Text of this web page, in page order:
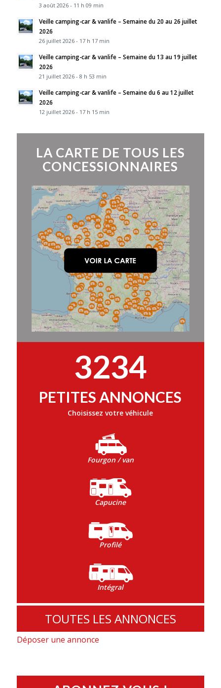
3 août 2026 - 11 h 09 min
Veille camping-car & vanlife – Semaine du 20 au 26 juillet
2026
26 juillet 2026 - 17 h 17 min
Veille camping-car & vanlife – Semaine du 13 au 19 juillet
2026
21 juillet 2026 - 8 h 53 min
Veille camping-car & vanlife – Semaine du 6 au 12 juillet
2026
12 juillet 2026 - 17 h 15 min
LA CARTE DE TOUS LES
CONCESSIONNAIRES
3234
PETITES ANNONCES
Choisissez votre véhicule
Fourgon / van
Capucine
Profilé
Intégral
TOUTES LES ANNONCES
Déposer une annonce